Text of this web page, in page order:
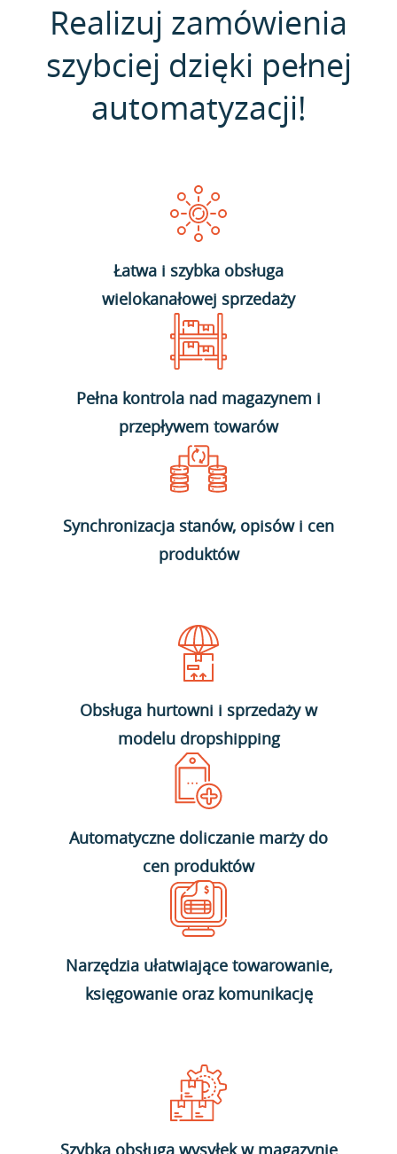
Realizuj zamówienia
szybciej dzięki pełnej
automatyzacji!
Łatwa i szybka obsługa
wielokanałowej sprzedaży
Pełna kontrola nad magazynem i
przepływem towarów
Synchronizacja stanów, opisów i cen
produktów
Obsługa hurtowni i sprzedaży w
modelu dropshipping
Automatyczne doliczanie marży do
cen produktów
Narzędzia ułatwiające towarowanie,
księgowanie oraz komunikację
Szybka obsługa wysyłek w magazynie